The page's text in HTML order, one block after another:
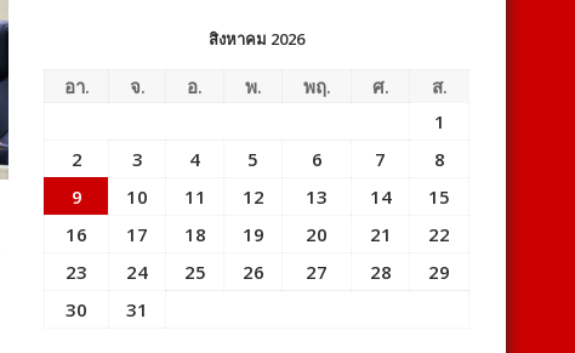
สิงหาคม 2026
อา. จ. อ. พ. พฤ. ศ.
ส.
1
2
3 4 5 6 7
8
9
10 11 12 13 14
15
16
17 18 19 20 21
22
23
24 25 26 27 28
29
30
31